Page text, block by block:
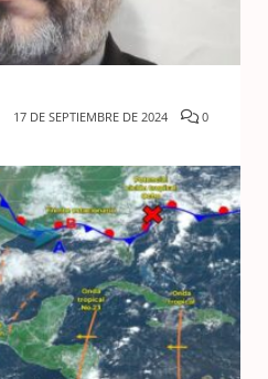
17 DE SEPTIEMBRE DE 2024 0